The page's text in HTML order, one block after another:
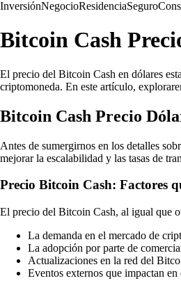
InversiónNegocioResidenciaSeguro
Bitcoin Cash
El precio del Bitcoin Cash en dólares
criptomoneda. En este artículo,
Bitcoin Cash Precio
Antes de sumergirnos en los detalles
mejorar la escalabilidad y las tasas de
Precio Bitcoin Cash: Factores
El precio del Bitcoin Cash, al igual que
La demanda en el mercado de
La adopción por parte de
Actualizaciones en la red del
Eventos externos que impactan